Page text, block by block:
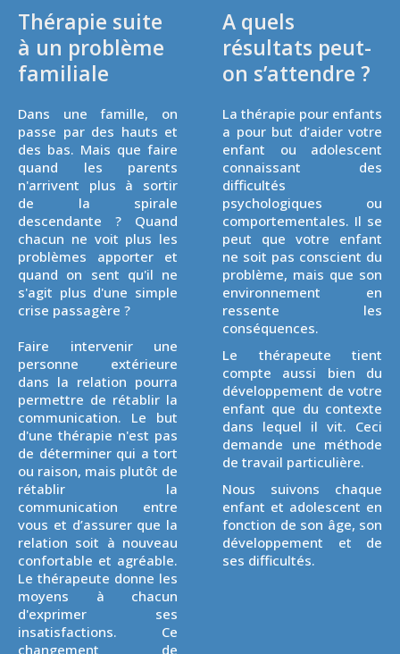
Thérapie suite
à un problème
familiale
Dans une famille, on
passe par des hauts et
des bas. Mais que faire
quand les parents
n'arrivent plus à sortir
de la spirale
descendante ? Quand
chacun ne voit plus les
problèmes apporter et
quand on sent qu'il ne
s'agit plus d'une simple
crise passagère ?
Faire intervenir une
personne extérieure
dans la relation pourra
permettre de rétablir la
communication. Le but
d'une thérapie n'est pas
de déterminer qui a tort
ou raison, mais plutôt de
rétablir la
communication entre
vous et d’assurer que la
relation soit à nouveau
confortable et agréable.
Le thérapeute donne les
moyens à chacun
d'exprimer ses
insatisfactions. Ce
changement de
A quels
résultats peut-
on s’attendre ?
La thérapie pour enfants
a pour but d’aider votre
enfant ou adolescent
connaissant des
difficultés
psychologiques ou
comportementales. Il se
peut que votre enfant
ne soit pas conscient du
problème, mais que son
environnement en
ressente les
conséquences.
Le thérapeute tient
compte aussi bien du
développement de votre
enfant que du contexte
dans lequel il vit. Ceci
demande une méthode
de travail particulière.
Nous suivons chaque
enfant et adolescent en
fonction de son âge, son
développement et de
ses difficultés.